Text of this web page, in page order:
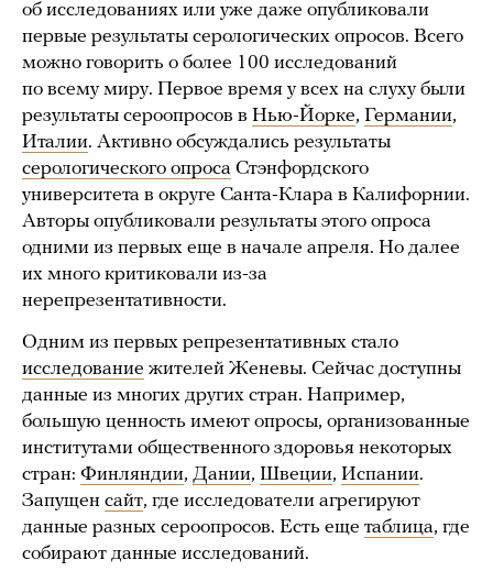
об исследованиях или уже даже опубликовали
первые результаты серологических опросов. Всего
можно говорить о более 100 исследований
по всему миру. Первое время у всех на слуху были
результаты сероопросов в Нью-Йорке, Германии,
Италии. Активно обсуждались результаты
серологического опроса Стэнфордского
университета в округе Санта-Клара в Калифорнии.
Авторы опубликовали результаты этого опроса
одними из первых еще в начале апреля. Но далее
их много критиковали из-за
нерепрезентативности.
Одним из первых репрезентативных стало
исследование жителей Женевы. Сейчас доступны
данные из многих других стран. Например,
большую ценность имеют опросы, организованные
институтами общественного здоровья некоторых
стран: Финляндии, Дании, Швеции, Испании.
Запущен сайт, где исследователи агрегируют
данные разных сероопросов. Есть еще таблица, где
собирают данные исследований.